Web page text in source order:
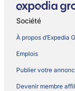
Société
À propos d’Expedia
Emplois
Publier votre
Devenir membre